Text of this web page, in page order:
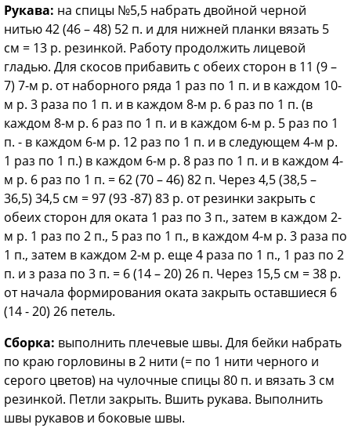
Рукава: на спицы №5,5 набрать двойной черной
нитью 42 (46 – 48) 52 п. и для нижней планки вязать 5
см = 13 р. резинкой. Работу продолжить лицевой
гладью. Для скосов прибавить с обеих сторон в 11 (9 –
7) 7-м р. от наборного ряда 1 раз по 1 п. и в каждом 10-
м р. 3 раза по 1 п. и в каждом 8-м р. 6 раз по 1 п. (в
каждом 8-м р. 6 раз по 1 п. и в каждом 6-м р. 5 раз по 1
п. - в каждом 6-м р. 12 раз по 1 п. и в следующем 4-м р.
1 раз по 1 п.) в каждом 6-м р. 8 раз по 1 п. и в каждом 4-
м р. 6 раз по 1 п. = 62 (70 – 46) 82 п. Через 4,5 (38,5 –
36,5) 34,5 см = 97 (93 -87) 83 р. от резинки закрыть с
обеих сторон для оката 1 раз по 3 п., затем в каждом 2-
м р. 1 раз по 2 п., 5 раз по 1 п., в каждом 4-м р. 3 раза по
1 п., затем в каждом 2-м р. еще 4 раза по 1 п., 1 раз по 2
п. и з раза по 3 п. = 6 (14 – 20) 26 п. Через 15,5 см = 38 р.
от начала формирования оката закрыть оставшиеся 6
(14 - 20) 26 петель.
Сборка: выполнить плечевые швы. Для бейки набрать
по краю горловины в 2 нити (= по 1 нити черного и
серого цветов) на чулочные спицы 80 п. и вязать 3 см
резинкой. Петли закрыть. Вшить рукава. Выполнить
швы рукавов и боковые швы.